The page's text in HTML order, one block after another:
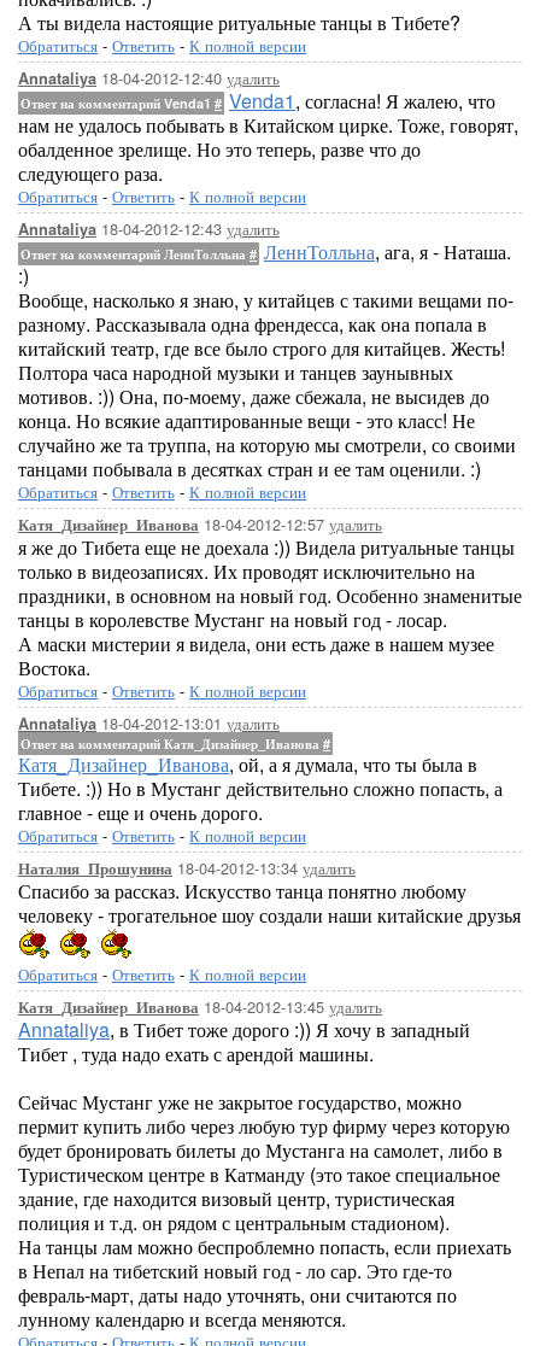
А ты видела настоящие ритуальные танцы в Тибете?
Обратиться - Ответить - К полной версии
Annataliya 18-04-2012-12:40 удалить
Ответ на комментарий Venda1 # Venda1, согласна! Я жалею, что
нам не удалось побывать в Китайском цирке. Тоже, говорят,
обалденное зрелище. Но это теперь, разве что до
следующего раза.
Обратиться - Ответить - К полной версии
Annataliya 18-04-2012-12:43 удалить
Ответ на комментарий ЛеннТолльна # ЛеннТолльна, ага, я - Наташа.
:)
Вообще, насколько я знаю, у китайцев с такими вещами по-
разному. Рассказывала одна френдесса, как она попала в
китайский театр, где все было строго для китайцев. Жесть!
Полтора часа народной музыки и танцев заунывных
мотивов. :)) Она, по-моему, даже сбежала, не высидев до
конца. Но всякие адаптированные вещи - это класс! Не
случайно же та труппа, на которую мы смотрели, со своими
танцами побывала в десятках стран и ее там оценили. :)
Обратиться - Ответить - К полной версии
Катя_Дизайнер_Иванова 18-04-2012-12:57 удалить
я же до Тибета еще не доехала :)) Видела ритуальные танцы
только в видеозаписях. Их проводят исключительно на
праздники, в основном на новый год. Особенно знаменитые
танцы в королевстве Мустанг на новый год - лосар.
А маски мистерии я видела, они есть даже в нашем музее
Востока.
Обратиться - Ответить - К полной версии
Annataliya 18-04-2012-13:01 удалить
Ответ на комментарий Катя_Дизайнер_Иванова #
Катя_Дизайнер_Иванова, ой, а я думала, что ты была в
Тибете. :)) Но в Мустанг действительно сложно попасть, а
главное - еще и очень дорого.
Обратиться - Ответить - К полной версии
Наталия_Прошунина 18-04-2012-13:34 удалить
Спасибо за рассказ. Искусство танца понятно любому
человеку - трогательное шоу создали наши китайские друзья
Обратиться - Ответить - К полной версии
Катя_Дизайнер_Иванова 18-04-2012-13:45 удалить
Annataliya, в Тибет тоже дорого :)) Я хочу в западный
Тибет , туда надо ехать с арендой машины.
Сейчас Мустанг уже не закрытое государство, можно
пермит купить либо через любую тур фирму через которую
будет бронировать билеты до Мустанга на самолет, либо в
Туристическом центре в Катманду (это такое специальное
здание, где находится визовый центр, туристическая
полиция и т.д. он рядом с центральным стадионом).
На танцы лам можно беспроблемно попасть, если приехать
в Непал на тибетский новый год - ло сар. Это где-то
февраль-март, даты надо уточнять, они считаются по
лунному календарю и всегда меняются.